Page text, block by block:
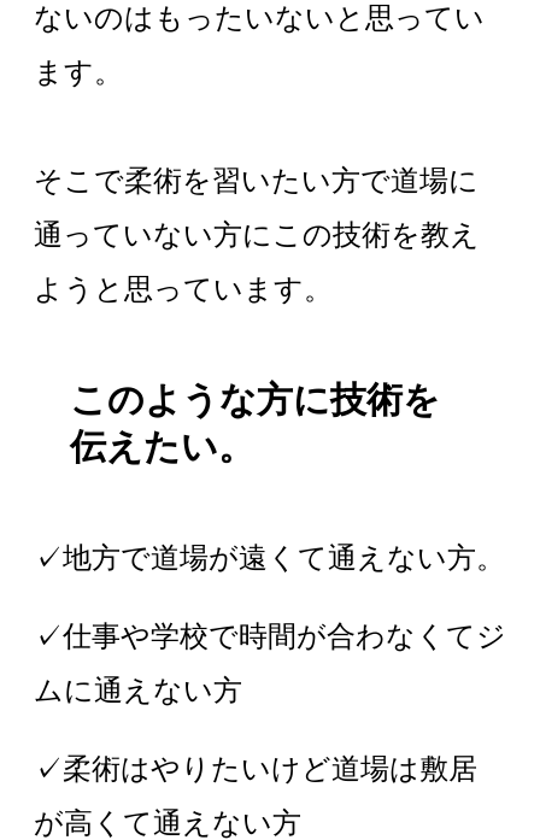
ないのはもったいないと思ってい
ます。
そこで柔術を習いたい方で道場に
通っていない方にこの技術を教え
ようと思っています。
このような方に技術を
伝えたい。
✓地方で道場が遠くて通えない方。
✓仕事や学校で時間が合わなくてジ
ムに通えない方
✓柔術はやりたいけど道場は敷居
が高くて通えない方